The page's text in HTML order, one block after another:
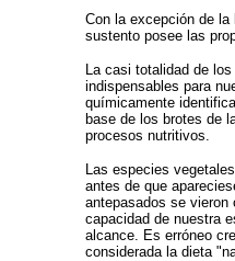
Con la excepción de
sustento posee las
La casi totalidad de
indispensables para
químicamente
base de los brotes de
procesos nutritivos.
Las especies
antes de que
antepasados se vieron
capacidad de nuestra
alcance. Es erróneo
considerada la dieta